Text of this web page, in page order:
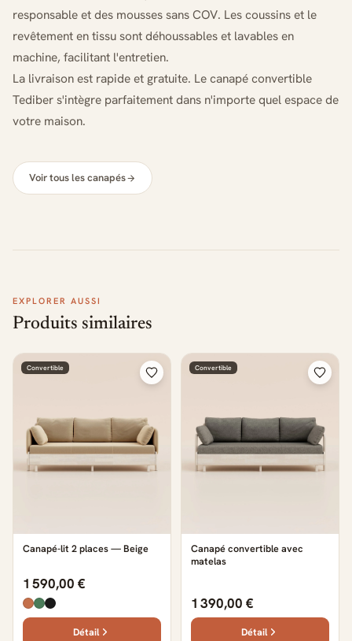
responsable et des mousses sans COV. Les coussins et le
revêtement en tissu sont déhoussables et lavables en
machine, facilitant l'entretien.
La livraison est rapide et gratuite. Le canapé convertible
Tediber s'intègre parfaitement dans n'importe quel espace de
votre maison.
Voir tous les canapés
EXPLORER AUSSI
Produits similaires
Convertible
Canapé-lit 2 places — Beige
1 590,00 €
Détail
Convertible
Canapé convertible avec
matelas
1 390,00 €
Détail